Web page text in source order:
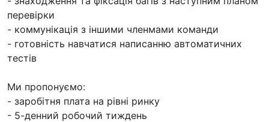
перевірки
- коммунікація з іншими членмами команди
- готовність навчатися написанню автоматичних
тестів
​Ми пропонуємо:
- заробітня плата на рівні ринку
- 5-денний робочий тиждень